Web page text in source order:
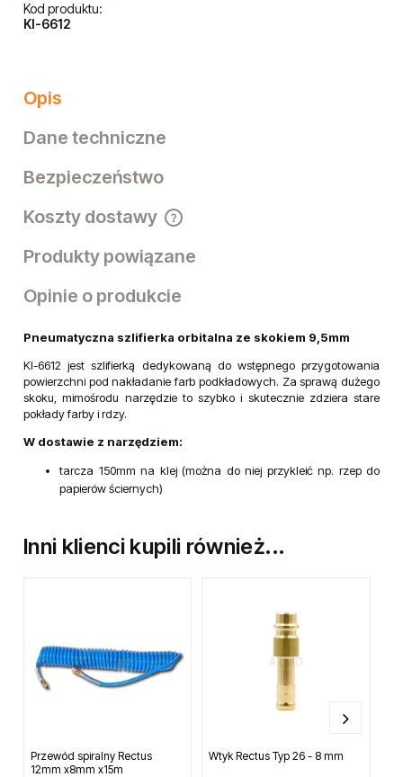
Kod produktu:
KI-6612
Opis
Dane techniczne
Bezpieczeństwo
Koszty dostawy
Cena nie zawiera ewentualnych kosztów płatności
Produkty powiązane
Opinie o produkcie
Pneumatyczna szlifierka orbitalna ze skokiem 9,5mm
KI-6612 jest szlifierką dedykowaną do wstępnego przygotowania
powierzchni pod nakładanie farb podkładowych. Za sprawą dużego
skoku, mimośrodu narzędzie to szybko i skutecznie zdziera stare
pokłady farby i rdzy.
W dostawie z narzędziem:
tarcza 150mm na klej (można do niej przykleić np. rzep do
papierów ściernych)
Inni klienci kupili również...
Przewód spiralny Rectus
12mm x8mm x15m
Wtyk Rectus Typ 26 - 8 mm